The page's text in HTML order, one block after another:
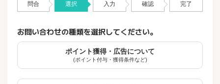
問合 選択 入力 確認 完了
お問い合わせの種類を選択してください。
ポイント獲得・広告について
(ポイント付与・獲得条件など)